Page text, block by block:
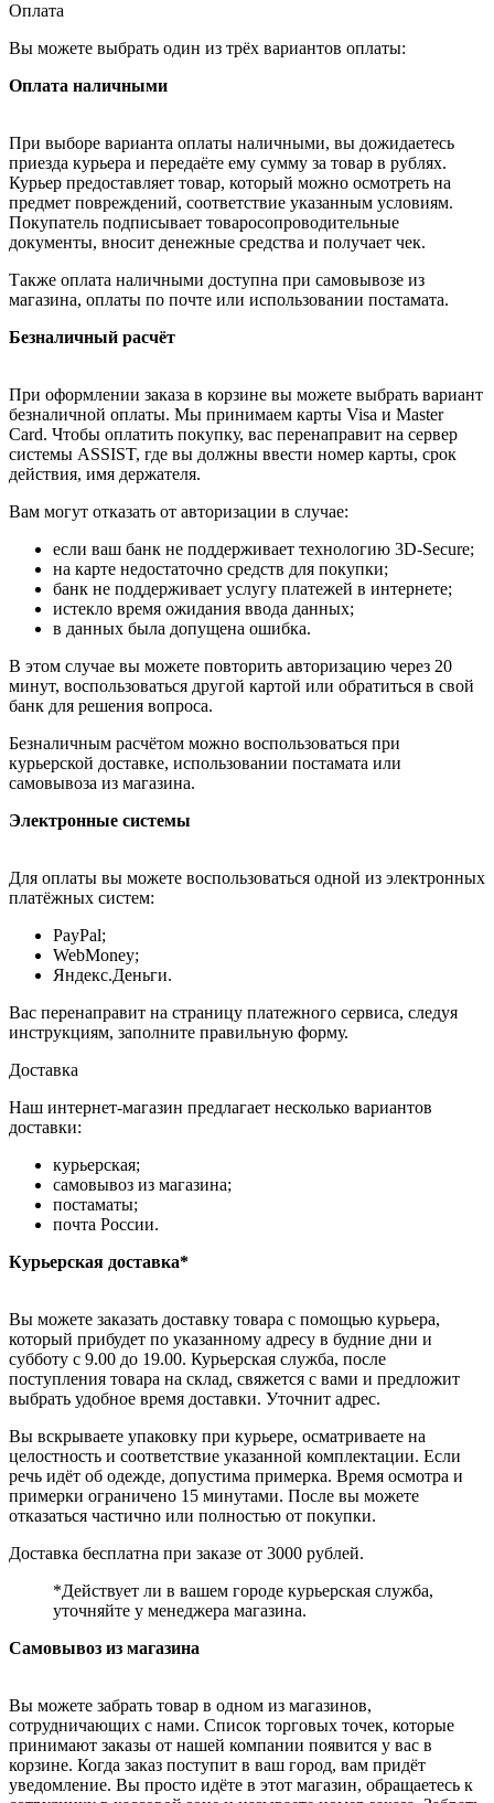
Оплата
Вы можете выбрать один из трёх вариантов оплаты:
Оплата наличными
При выборе варианта оплаты наличными, вы дожидаетесь
приезда курьера и передаёте ему сумму за товар в рублях.
Курьер предоставляет товар, который можно осмотреть на
предмет повреждений, соответствие указанным условиям.
Покупатель подписывает товаросопроводительные
документы, вносит денежные средства и получает чек.
Также оплата наличными доступна при самовывозе из
магазина, оплаты по почте или использовании постамата.
Безналичный расчёт
При оформлении заказа в корзине вы можете выбрать вариант
безналичной оплаты. Мы принимаем карты Visa и Master
Card. Чтобы оплатить покупку, вас перенаправит на сервер
системы ASSIST, где вы должны ввести номер карты, срок
действия, имя держателя.
Вам могут отказать от авторизации в случае:
если ваш банк не поддерживает технологию 3D-Secure;
на карте недостаточно средств для покупки;
банк не поддерживает услугу платежей в интернете;
истекло время ожидания ввода данных;
в данных была допущена ошибка.
В этом случае вы можете повторить авторизацию через 20
минут, воспользоваться другой картой или обратиться в свой
банк для решения вопроса.
Безналичным расчётом можно воспользоваться при
курьерской доставке, использовании постамата или
самовывоза из магазина.
Электронные системы
Для оплаты вы можете воспользоваться одной из электронных
платёжных систем:
PayPal;
WebMoney;
Яндекс.Деньги.
Вас перенаправит на страницу платежного сервиса, следуя
инструкциям, заполните правильную форму.
Доставка
Наш интернет-магазин предлагает несколько вариантов
доставки:
курьерская;
самовывоз из магазина;
постаматы;
почта России.
Курьерская доставка*
Вы можете заказать доставку товара с помощью курьера,
который прибудет по указанному адресу в будние дни и
субботу с 9.00 до 19.00. Курьерская служба, после
поступления товара на склад, свяжется с вами и предложит
выбрать удобное время доставки. Уточнит адрес.
Вы вскрываете упаковку при курьере, осматриваете на
целостность и соответствие указанной комплектации. Если
речь идёт об одежде, допустима примерка. Время осмотра и
примерки ограничено 15 минутами. После вы можете
отказаться частично или полностью от покупки.
Доставка бесплатна при заказе от 3000 рублей.
*Действует ли в вашем городе курьерская служба,
уточняйте у менеджера магазина.
Самовывоз из магазина
Вы можете забрать товар в одном из магазинов,
сотрудничающих с нами. Список торговых точек, которые
принимают заказы от нашей компании появится у вас в
корзине. Когда заказ поступит в ваш город, вам придёт
уведомление. Вы просто идёте в этот магазин, обращаетесь к